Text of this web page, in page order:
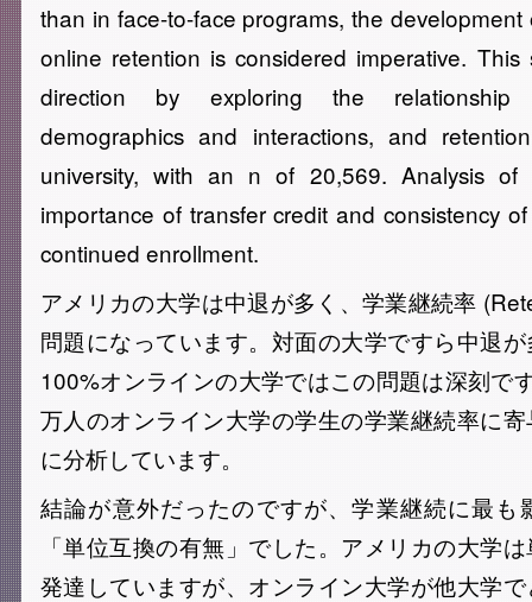
than in face-to-face programs, the
online retention is considered imperative.
direction by exploring the relationship
demographics and interactions, and
university, with an n of 20,569. Analysis of
importance of transfer credit and consistency
continued enrollment.
アメリカの大学は中退が多く、学業継続率
問題になっています。対面の大学ですら中退
100%オンラインの大学ではこの問題は深刻で
万人のオンライン大学の学生の学業継続率に
に分析しています。
結論が意外だったのですが、学業継続に最も
「単位互換の有無」でした。アメリカの大学
発達していますが、オンライン大学が他大学